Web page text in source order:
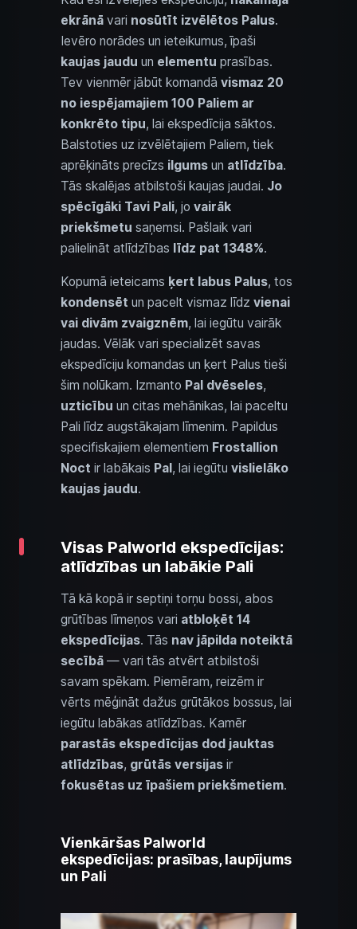
ekrānā vari nosūtīt izvēlētos Palus.
Ievēro norādes un ieteikumus, īpaši
kaujas jaudu un elementu prasības.
Tev vienmēr jābūt komandā vismaz 20
no iespējamajiem 100 Paliem ar
konkrēto tipu, lai ekspedīcija sāktos.
Balstoties uz izvēlētajiem Paliem, tiek
aprēķināts precīzs ilgums un atlīdzība.
Tās skalējas atbilstoši kaujas jaudai. Jo
spēcīgāki Tavi Pali, jo vairāk
priekšmetu saņemsi. Pašlaik vari
palielināt atlīdzības līdz pat 1348%.
Kopumā ieteicams ķert labus Palus, tos
kondensēt un pacelt vismaz līdz vienai
vai divām zvaigznēm, lai iegūtu vairāk
jaudas. Vēlāk vari specializēt savas
ekspedīciju komandas un ķert Palus tieši
šim nolūkam. Izmanto Pal dvēseles,
uzticību un citas mehānikas, lai paceltu
Pali līdz augstākajam līmenim. Papildus
specifiskajiem elementiem Frostallion
Noct ir labākais Pal , lai iegūtu vislielāko
kaujas jaudu.
Visas Palworld ekspedīcijas:
atlīdzības un labākie Pali
Tā kā kopā ir septiņi torņu bossi, abos
grūtības līmeņos vari atbloķēt 14
ekspedīcijas. Tās nav jāpilda noteiktā
secībā — vari tās atvērt atbilstoši
savam spēkam. Piemēram, reizēm ir
vērts mēģināt dažus grūtākos bossus, lai
iegūtu labākas atlīdzības. Kamēr
parastās ekspedīcijas dod jauktas
atlīdzības, grūtās versijas ir
fokusētas uz īpašiem priekšmetiem.
Vienkāršas Palworld
ekspedīcijas: prasības, laupījums
un Pali